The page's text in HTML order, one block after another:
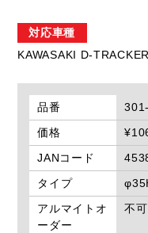
対応車種
KAWASAKI D-TRACKER,
品番
価格
JANコード
タイプ
アルマイトオ
ーダー
不可